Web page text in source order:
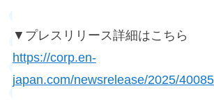
▼プレスリリース詳細はこちら
https://corp.en-
japan.com/newsrelease/2025/